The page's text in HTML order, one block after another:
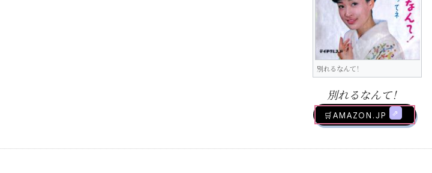
別れるなんて！
別れるなんて！
🛒AMAZON.jp